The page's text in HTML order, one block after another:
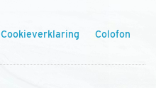
Cookieverklaring Colofon